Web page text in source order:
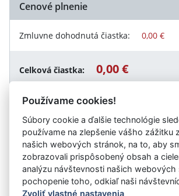
Cenové plnenie
Zmluvne dohodnutá čiastka: 0,00 €
Celková čiastka: 0,00 €
Návrat späť
Vystavil:Obec
Používame cookies!
Súbory cookie a ďalšie technológie
používame na zlepšenie vášho zážitku
našich webových stránok, na to, aby
zobrazovali prispôsobený obsah a
analýzu návštevnosti našich webových
pochopenie toho, odkiaľ naši
Zvoliť vlastné nastavenia